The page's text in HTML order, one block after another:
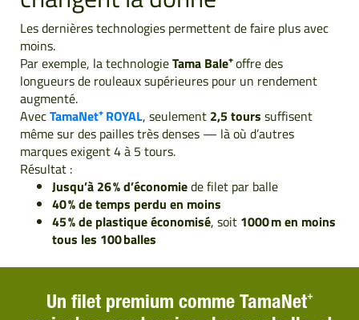
Les dernières technologies permettent de faire plus avec
moins.
Par exemple, la technologieTama Bale⁺offre des
longueurs de rouleaux supérieures pour un rendement
augmenté.
AvecTamaNet⁺ ROYAL, seulement 2,5 tours suffisent
même sur des pailles très denses — là où d’autres
marques exigent 4 à 5 tours.
Résultat :
Jusqu’à 26 % d’économiede filet par balle
40 % de temps perdu en moins
45 % de plastique économisé, soit 1000 m en moins
tous les 100 balles
Un filet premium comme TamaNet⁺